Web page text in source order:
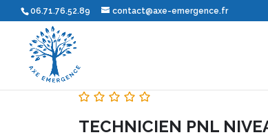
06.71.76.52.89 contact@axe-emergence.fr
TECHNICIEN PNL